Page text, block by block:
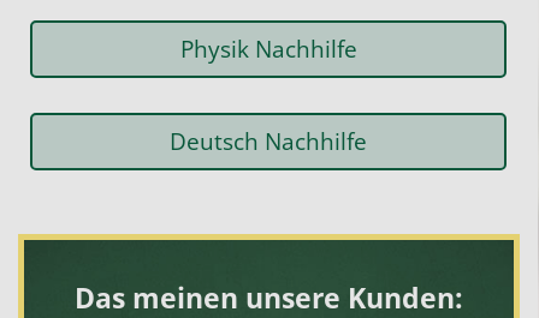
Physik Nachhilfe
Deutsch Nachhilfe
Das meinen unsere Kunden: